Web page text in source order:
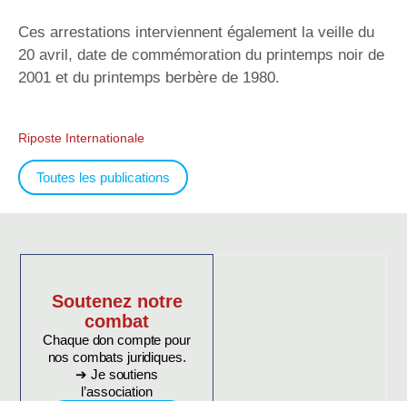
Ces arrestations interviennent également la veille du
20 avril, date de commémoration du printemps noir de
2001 et du printemps berbère de 1980.
Riposte Internationale
Toutes les publications
Soutenez notre
combat
Chaque don compte pour
nos combats juridiques.
➔ Je soutiens
l’association